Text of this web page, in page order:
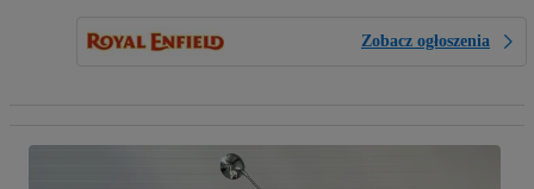
Zobacz ogłoszenia